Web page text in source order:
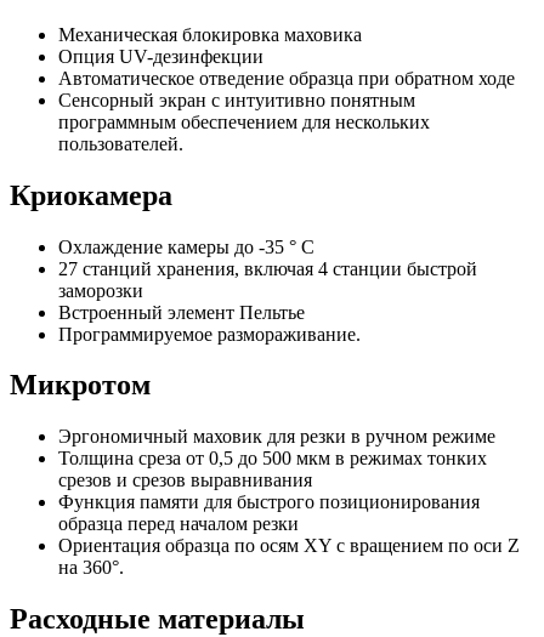
Механическая блокировка маховика
Опция UV-дезинфекции
Автоматическое отведение образца при обратном ходе
Сенсорный экран с интуитивно понятным
программным обеспечением для нескольких
пользователей.
Криокамера
Охлаждение камеры до -35 ° С
27 станций хранения, включая 4 станции быстрой
заморозки
Встроенный элемент Пельтье
Программируемое размораживание.
Микротом
Эргономичный маховик для резки в ручном режиме
Толщина среза от 0,5 до 500 мкм в режимах тонких
срезов и срезов выравнивания
Функция памяти для быстрого позиционирования
образца перед началом резки
Ориентация образца по осям XY с вращением по оси Z
на 360°.
Расходные материалы